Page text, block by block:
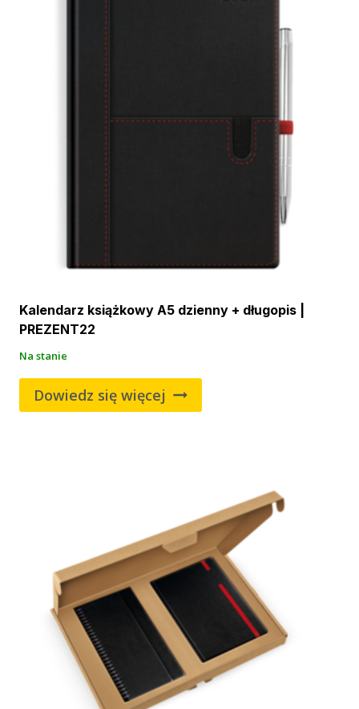
Kalendarz książkowy A5 dzienny + długopis |
PREZENT22
Na stanie
Dowiedz się więcej